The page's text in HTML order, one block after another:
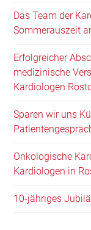
Das Team der
Sommerauszeit
Erfolgreicher
medizinische
Kardiologen
Sparen wir uns
Onkologische
Kardiologen in
10-jähriges